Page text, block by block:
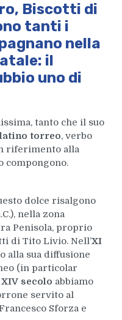
Biscotti di
tanti i
nella
il
uno di
tanto che il suo
torreo, verbo
riferimento alla
compongono.
dolce risalgono
nella zona
Penisola, proprio
di Tito Livio. Nell’XI
alla sua diffusione
(in particolar
XIV secolo abbiamo
servito al
Sforza e